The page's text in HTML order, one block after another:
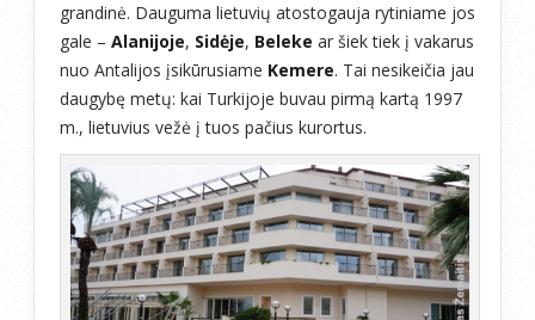
grandinė. Dauguma lietuvių atostogauja rytiniame jos
gale – Alanijoje, Sidėje, Beleke ar šiek tiek į vakarus
nuo Antalijos įsikūrusiame Kemere. Tai nesikeičia jau
daugybę metų: kai Turkijoje buvau pirmą kartą 1997
m., lietuvius vežė į tuos pačius kurortus.